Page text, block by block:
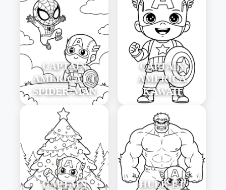
CAPTAIN
AMERICA ET
SPIDER-MAN
CAPTAIN
AMERICA
KAWAII
CAPTAIN
HULK ET